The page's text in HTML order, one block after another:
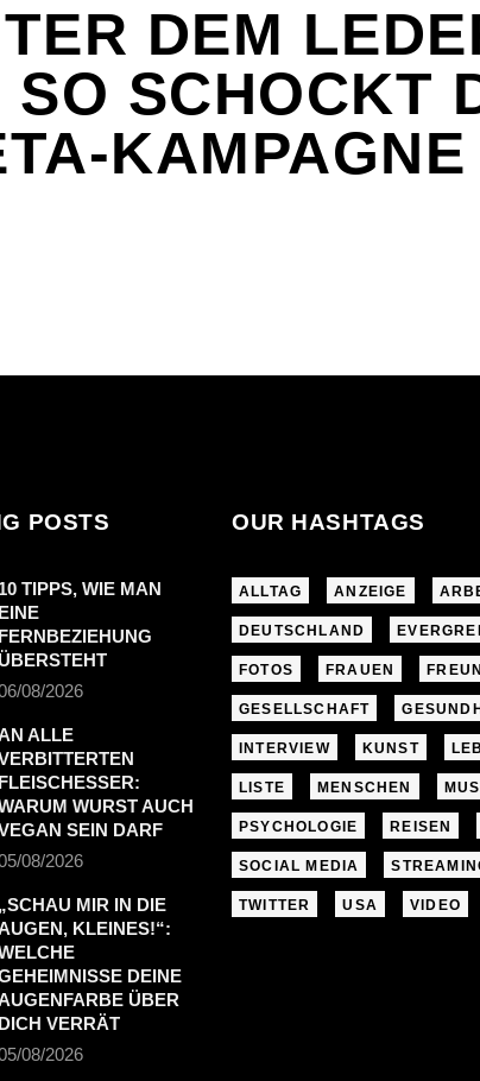
DEM
SO SCHOCKT
KAMPAGNE
POSTS
10 TIPPS, WIE MAN
EINE
FERNBEZIEHUNG
ÜBERSTEHT
08/2026
ALLE
FLEISCHESSER:
WURST AUCH
SEIN DARF
08/2026
„SCHAU MIR IN DIE
KLEINES!“:
DEINE
ÜBER
DICH VERRÄT
08/2026
OUR HASHTAGS
ALLTAG ANZEIGE
DEUTSCHLAND
FOTOS FRAUEN
GESELLSCHAFT
INTERVIEW KUNST
LISTE MENSCHEN
PSYCHOLOGIE REISEN
SOCIAL MEDIA
TWITTER USA VIDEO